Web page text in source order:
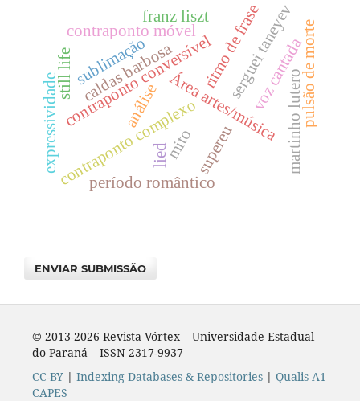
mito
Área artes/música
contraponto conversível
contraponto móvel
contraponto complexo
serguei taneyev
ritmo de frase
expressividade análise
lied
franz liszt
perí­odo romântico
voz cantada
supereu
sublimação pulsão de morte
caldas barbosa martinho lutero
still life
ENVIAR SUBMISSÃO
© 2013-2026 Revista Vórtex – Universidade Estadual
do Paraná – ISSN 2317-9937
CC-BY| Indexing Databases & Repositories| Qualis A1
CAPES